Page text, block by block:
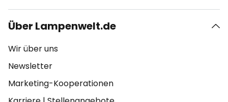
Über Lampenwelt.de
Wir über uns
Newsletter
Marketing-Kooperationen